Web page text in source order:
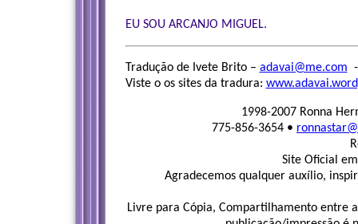
EU SOU ARCANJO MIGUEL.
Tradução de Ivete Brito – adavai@me.com
Viste o os sites da tradura:
1998-2007 Ronna
775-856-3654 •
Site Oficial
Agradecemos qualquer auxílio,
Livre para Cópia, Compartilhamento entre